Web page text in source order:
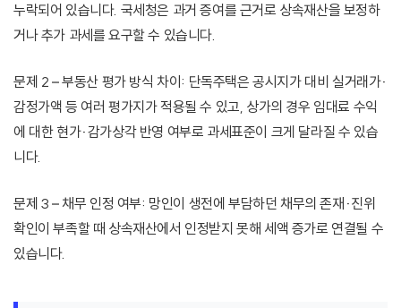
누락되어 있습니다. 국세청은 과거 증여를 근거로 상속재산을 보정하
거나 추가 과세를 요구할 수 있습니다.
문제 2 – 부동산 평가 방식 차이: 단독주택은 공시지가 대비 실거래가·
감정가액 등 여러 평가지가 적용될 수 있고, 상가의 경우 임대료 수익
에 대한 현가·감가상각 반영 여부로 과세표준이 크게 달라질 수 있습
니다.
문제 3 – 채무 인정 여부: 망인이 생전에 부담하던 채무의 존재·진위
확인이 부족할 때 상속재산에서 인정받지 못해 세액 증가로 연결될 수
있습니다.